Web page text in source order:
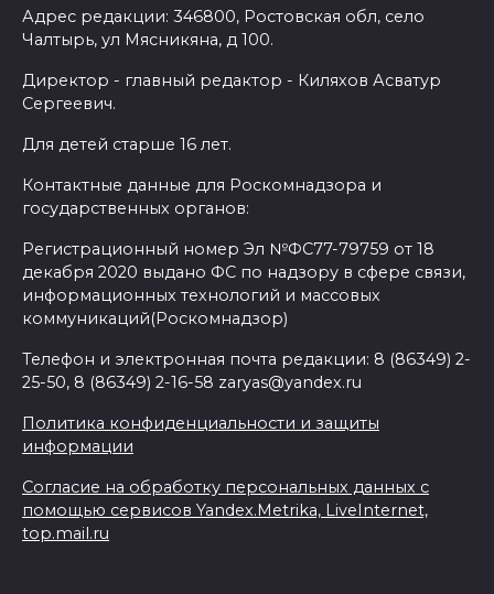
Адрес редакции: 346800, Ростовская обл, село
Чалтырь, ул Мясникяна, д 100.
Директор - главный редактор - Киляхов Асватур
Сергеевич.
Для детей старше 16 лет.
Контактные данные для Роскомнадзора и
государственных органов:
Регистрационный номер Эл №ФС77-79759 от 18
декабря 2020 выдано ФС по надзору в сфере связи,
информационных технологий и массовых
коммуникаций(Роскомнадзор)
Телефон и электронная почта редакции: 8 (86349) 2-
25-50, 8 (86349) 2-16-58 zaryas@yandex.ru
Политика конфиденциальности и защиты
информации
Согласие на обработку персональных данных с
помощью сервисов Yandex.Metrika, LiveInternet,
top.mail.ru